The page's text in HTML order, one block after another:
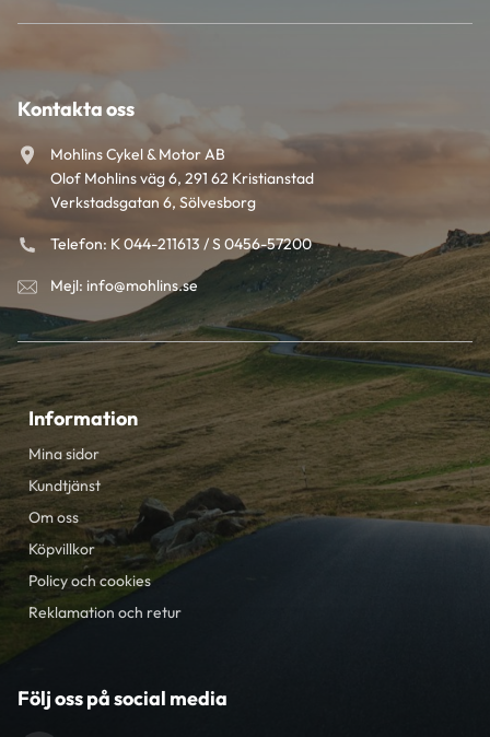
Kontakta oss
Mohlins Cykel & Motor AB
Olof Mohlins väg 6, 291 62 Kristianstad
Verkstadsgatan 6, Sölvesborg
Telefon: K 044-211613 / S 0456-57200
Mejl: info@mohlins.se
Information
Mina sidor
Kundtjänst
Om oss
Köpvillkor
Policy och cookies
Reklamation och retur
Följ oss på social media